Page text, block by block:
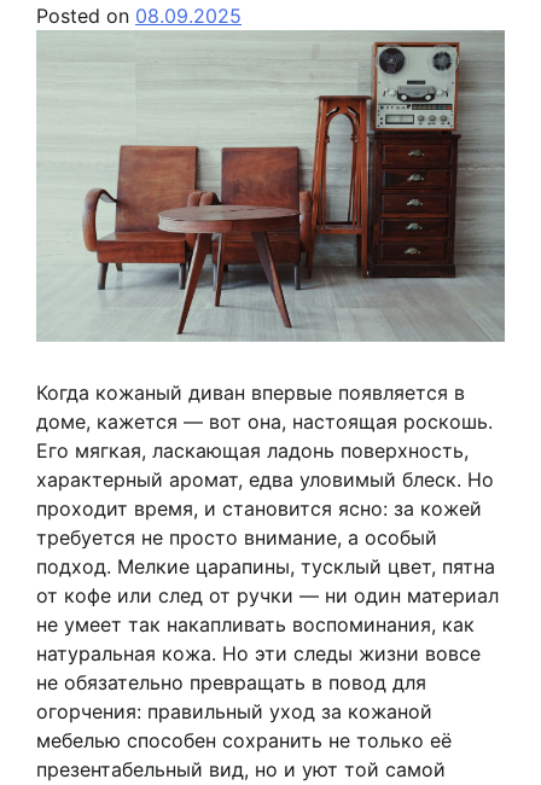
Posted on 08.09.2025
Когда кожаный диван впервые появляется в
доме, кажется — вот она, настоящая роскошь.
Его мягкая, ласкающая ладонь поверхность,
характерный аромат, едва уловимый блеск. Но
проходит время, и становится ясно: за кожей
требуется не просто внимание, а особый
подход. Мелкие царапины, тусклый цвет, пятна
от кофе или след от ручки — ни один материал
не умеет так накапливать воспоминания, как
натуральная кожа. Но эти следы жизни вовсе
не обязательно превращать в повод для
огорчения: правильный уход за кожаной
мебелью способен сохранить не только её
презентабельный вид, но и уют той самой